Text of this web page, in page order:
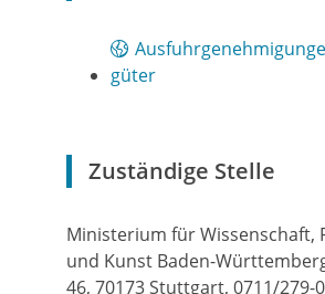
güter
Zuständige Stelle
Ministerium für Wissenschaft,
und Kunst Baden-
46, 70173 Stuttgart, 0711/279-0